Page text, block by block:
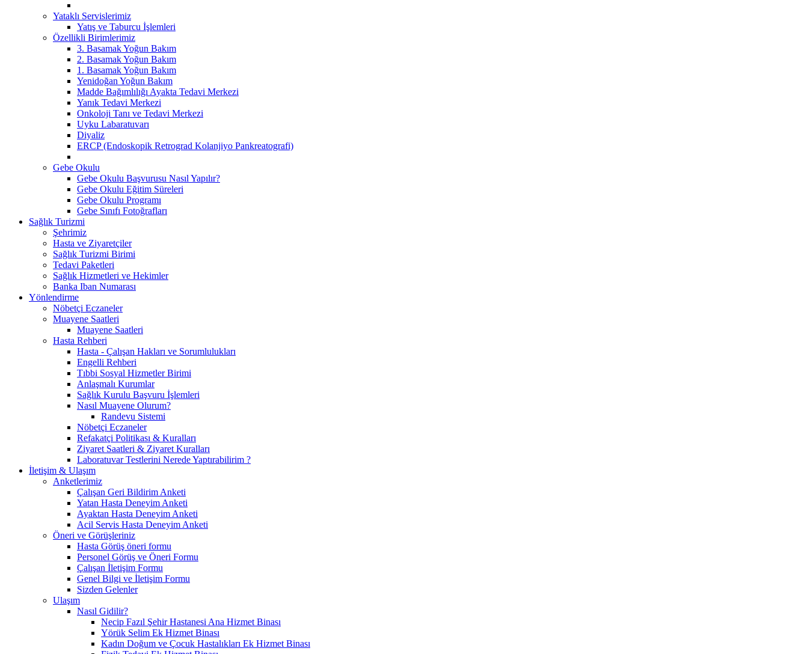
Yataklı Servislerimiz
Yatış ve Taburcu İşlemleri
Özellikli Birimlerimiz
3. Basamak Yoğun Bakım
2. Basamak Yoğun Bakım
1. Basamak Yoğun Bakım
Yenidoğan Yoğun Bakım
Madde Bağımlılığı Ayakta Tedavi Merkezi
Yanık Tedavi Merkezi
Onkoloji Tanı ve Tedavi Merkezi
Uyku Labaratuvarı
Diyaliz
ERCP (Endoskopik Retrograd Kolanjiyo Pankreatografi)
Gebe Okulu
Gebe Okulu Başvurusu Nasıl Yapılır?
Gebe Okulu Eğitim Süreleri
Gebe Okulu Programı
Gebe Sınıfı Fotoğrafları
Sağlık Turizmi
Şehrimiz
Hasta ve Ziyaretçiler
Sağlık Turizmi Birimi
Tedavi Paketleri
Sağlık Hizmetleri ve Hekimler
Banka Iban Numarası
Yönlendirme
Nöbetçi Eczaneler
Muayene Saatleri
Muayene Saatleri
Hasta Rehberi
Hasta - Çalışan Hakları ve Sorumlulukları
Engelli Rehberi
Tıbbi Sosyal Hizmetler Birimi
Anlaşmalı Kurumlar
Sağlık Kurulu Başvuru İşlemleri
Nasıl Muayene Olurum?
Randevu Sistemi
Nöbetçi Eczaneler
Refakatçi Politikası & Kuralları
Ziyaret Saatleri & Ziyaret Kuralları
Laboratuvar Testlerini Nerede Yaptırabilirim ?
İletişim & Ulaşım
Anketlerimiz
Çalışan Geri Bildirim Anketi
Yatan Hasta Deneyim Anketi
Ayaktan Hasta Deneyim Anketi
Acil Servis Hasta Deneyim Anketi
Öneri ve Görüşleriniz
Hasta Görüş öneri formu
Personel Görüş ve Öneri Formu
Çalışan İletişim Formu
Genel Bilgi ve İletişim Formu
Sizden Gelenler
Ulaşım
Nasıl Gidilir?
Necip Fazıl Şehir Hastanesi Ana Hizmet Binası
Yörük Selim Ek Hizmet Binası
Kadın Doğum ve Çocuk Hastalıkları Ek Hizmet Binası